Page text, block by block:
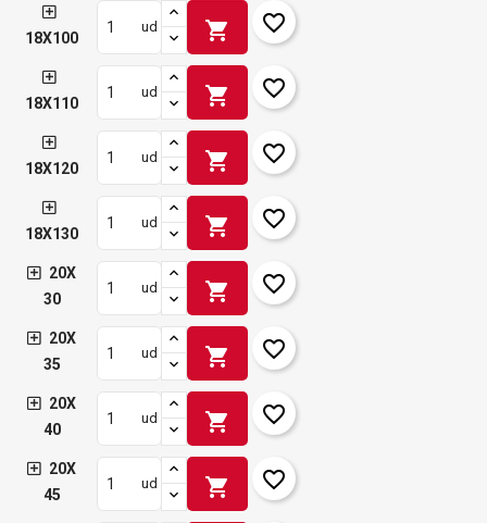
18X100
ud shopping_cart favorite_border
18X110
ud shopping_cart favorite_border
18X120
ud shopping_cart favorite_border
18X130
ud shopping_cart favorite_border
20X
30
ud shopping_cart favorite_border
20X
35
ud shopping_cart favorite_border
20X
40
ud shopping_cart favorite_border
20X
45
ud shopping_cart favorite_border